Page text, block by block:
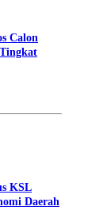
Calon
KSL
Daerah